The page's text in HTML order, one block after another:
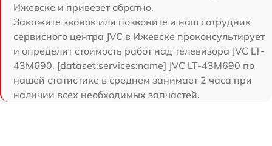
Ижевске и привезет обратно.
Закажите звонок или позвоните и наш сотрудник
сервисного центра JVC в Ижевске проконсультирует
и определит стоимость работ над телевизора JVC LT-
43M690. [dataset:services:name] JVC LT-43M690 по
нашей статистике в среднем занимает 2 часа при
наличии всех необходимых запчастей.